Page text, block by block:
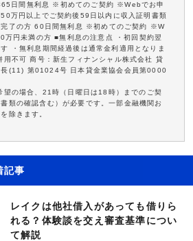
日間無利息 ※初めてのご契約 ※Webでお申
万円以上でご契約後59日以内に収入証明書類
完了の方 60日間無利息 ※初めてのご契約 ※W
万円未満の方 ■無利息の注意点 ・初回契約翌
・無利息期間経過後は通常金利適用となりま
用不可 商号：新生フィナンシャル株式会社 貸
長(11) 第01024号 日本貸金業協会会員第0000
望の場合、21時（日曜日は18時）までのご契
類の確認含む）が必要です。一部金融機関お
除きます。
記事
レイクは他社借入があっても借りら
れる？体験談を交え審査基準につい
て解説